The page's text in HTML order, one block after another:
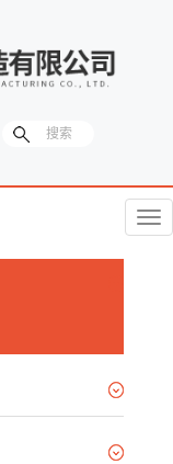
菜